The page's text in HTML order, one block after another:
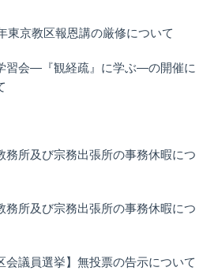
東京教区報恩講の厳修について
習会―『観経疏』に学ぶ―の開催に
務所及び宗務出張所の事務休暇につ
務所及び宗務出張所の事務休暇につ
会議員選挙】無投票の告示について